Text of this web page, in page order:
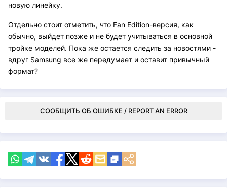
новую линейку.
Отдельно стоит отметить, что Fan Edition-версия, как
обычно, выйдет позже и не будет учитываться в основной
тройке моделей. Пока же остается следить за новостями -
вдруг Samsung все же передумает и оставит привычный
формат?
СООБЩИТЬ ОБ ОШИБКЕ / REPORT AN ERROR